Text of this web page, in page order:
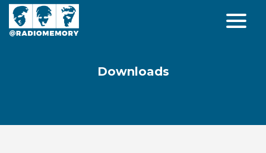
Downloads